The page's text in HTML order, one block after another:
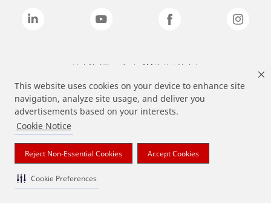
This website uses cookies on your device to enhance site
navigation, analyze site usage, and deliver you
advertisements based on your interests.
Cookie Notice
Reject Non-Essential Cookies Accept Cookies
Cookie Preferences
상기 열거된 브랜드는 3M의 상표입니다.